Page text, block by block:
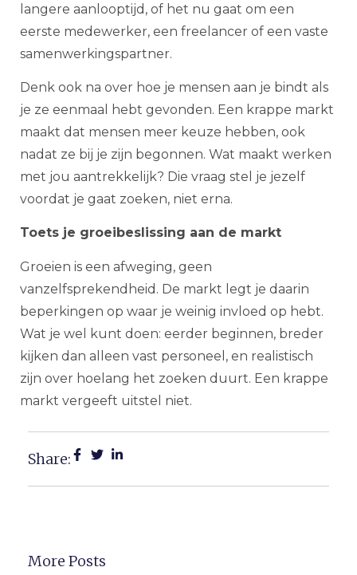
langere aanlooptijd, of het nu gaat om een
eerste medewerker, een freelancer of een vaste
samenwerkingspartner.
Denk ook na over hoe je mensen aan je bindt als
je ze eenmaal hebt gevonden. Een krappe markt
maakt dat mensen meer keuze hebben, ook
nadat ze bij je zijn begonnen. Wat maakt werken
met jou aantrekkelijk? Die vraag stel je jezelf
voordat je gaat zoeken, niet erna.
Toets je groeibeslissing aan de markt
Groeien is een afweging, geen
vanzelfsprekendheid. De markt legt je daarin
beperkingen op waar je weinig invloed op hebt.
Wat je wel kunt doen: eerder beginnen, breder
kijken dan alleen vast personeel, en realistisch
zijn over hoelang het zoeken duurt. Een krappe
markt vergeeft uitstel niet.
Share:
More Posts